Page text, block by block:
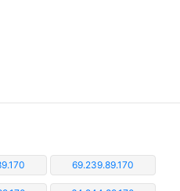
69.239.89.170